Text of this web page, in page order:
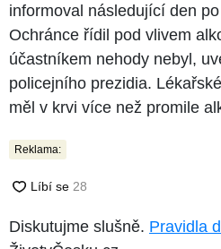
informoval následující den
Ochránce řídil pod vlivem
účastníkem nehody nebyl,
policejního prezidia.
měl v krvi více než promile
Reklama:
Diskutujme slušně. Pravidla